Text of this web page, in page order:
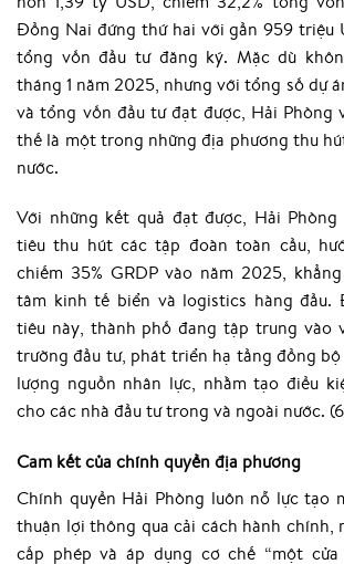
Đồng Nai đứng thứ hai với gần 959 triệu
tổng vốn đầu tư đăng ký. Mặc dù
tháng 1 năm 2025, nhưng với tổng số dự
và tổng vốn đầu tư đạt được, Hải Phòng
thế là một trong những địa phương thu
nước.
Với những kết quả đạt được, Hải
tiêu thu hút các tập đoàn toàn cầu,
chiếm 35% GRDP vào năm 2025,
tâm kinh tế biển và logistics hàng đầu.
tiêu này, thành phố đang tập trung vào
trường đầu tư, phát triển hạ tầng đồng
lượng nguồn nhân lực, nhằm tạo điều
cho các nhà đầu tư trong và ngoài nước.
Cam kết của chính quyền địa phương
Chính quyền Hải Phòng luôn nỗ lực tạo
thuận lợi thông qua cải cách hành chính,
cấp phép và áp dụng cơ chế “một